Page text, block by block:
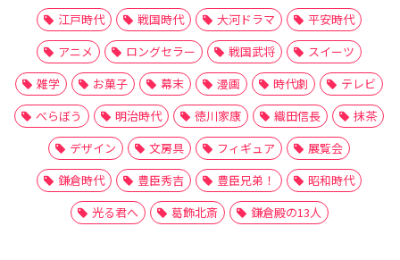
江戸時代 戦国時代 大河ドラマ
平安時代
アニメ
ロングセラー 戦国武将
スイーツ
雑学
お菓子 幕末 漫画 時代劇
テレビ
べらぼう
明治時代 徳川家康 織田信長
抹茶
デザイン
文房具 フィギュア
展覧会
鎌倉時代
豊臣秀吉 豊臣兄弟！
昭和時代
光る君へ
葛飾北斎 鎌倉殿の13人